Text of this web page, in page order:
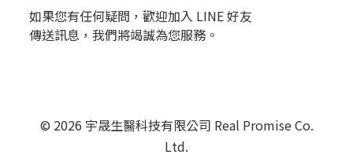
如果您有任何疑問，歡迎加入 LINE 好友
傳送訊息，我們將竭誠為您服務。
© 2026 宇晟生醫科技有限公司 Real Promise Co.
Ltd.